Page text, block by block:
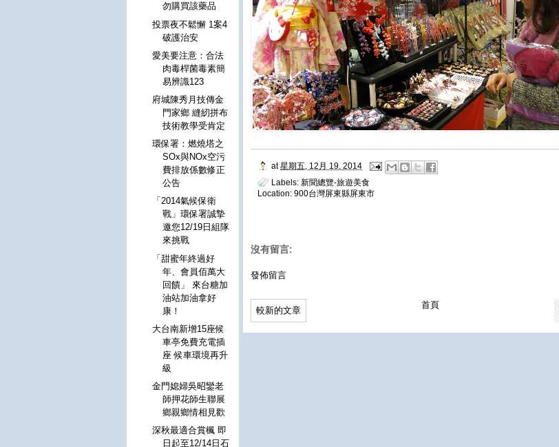
at星期五, 12月 19, 2014
Labels: 新聞總覽-旅遊美食
Location: 900台灣屏東縣屏東市
沒有留言:
發佈留言
較新的文章
首頁
勿購買該藥品
投票夜不鬆懈 1案4
破護治安
愛美要注意：合法
肉毒桿菌毒素簡
易辨識123
府城陳秀月技傳金
門家鄉 縫紉拼布
技術教學受肯定
環保署：燃燒塔之
SOx與NOx空污
費排放係數修正
公告
「2014氣候保衛
戰」環保署誠摯
邀您12/19日組隊
來挑戰
「甜蜜年終過好
年、會員佰萬大
回饋」 來台糖加
油站加油拿好
康！
大台南新增15座候
車亭免費充電插
座 候車環境再升
級
金門媳婦吳昭鑾老
師押花師生聯展
鄉親鄉情相見歡
深秋最適合賞楓 即
日起至12/14日石